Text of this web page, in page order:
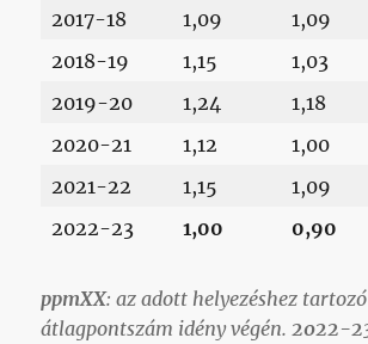
2017-18
1,09 1,09
2018-19
1,15 1,03
2019-20
1,24 1,18
2020-21
1,12 1,00
2021-22
1,15 1,09
2022-23
1,00 0,90
ppmXX: az adott helyezéshez tartozó
átlagpontszám idény végén. 2022-